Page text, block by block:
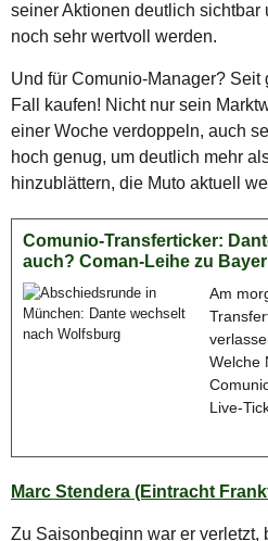
seiner Aktionen deutlich sichtbar
noch sehr wertvoll werden.
Und für Comunio-Manager? Seit
Fall kaufen! Nicht nur sein
einer Woche verdoppeln, auch
hoch genug, um deutlich mehr
hinzublättern, die Muto aktuell
Comunio-Transferticker:
auch? Coman-Leihe zu
Am
Welche
Live-
Marc Stendera (Eintracht
Zu Saisonbeginn war er verletzt,